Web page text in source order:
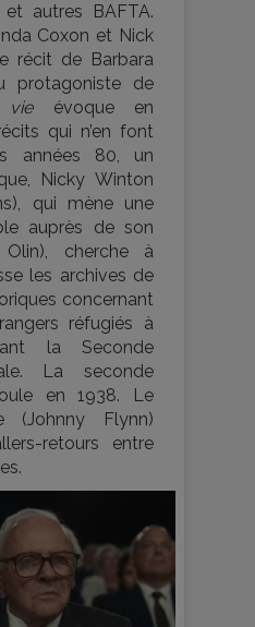
autres BAFTA.
Coxon et Nick
récit de Barbara
protagoniste de
vieévoque en
qui n’en font
années 80, un
Nicky Winton
qui mène une
auprès de son
cherche à
les archives de
concernant
réfugiés à
la Seconde
La seconde
en 1938. Le
(Johnny Flynn)
retours entre